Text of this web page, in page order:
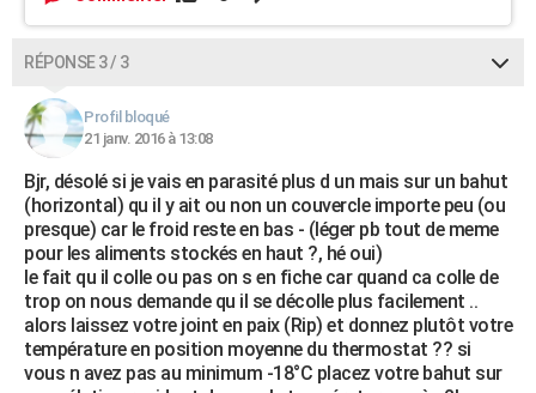
RÉPONSE 3 / 3
Profil bloqué
21 janv. 2016 à 13:08
Bjr, désolé si je vais en parasité plus d un mais sur un bahut
(horizontal) qu il y ait ou non un couvercle importe peu (ou
presque) car le froid reste en bas - (léger pb tout de meme
pour les aliments stockés en haut ?, hé oui)
le fait qu il colle ou pas on s en fiche car quand ca colle de
trop on nous demande qu il se décolle plus facilement ..
alors laissez votre joint en paix (Rip) et donnez plutôt votre
température en position moyenne du thermostat ?? si
vous n avez pas au minimum -18°C placez votre bahut sur